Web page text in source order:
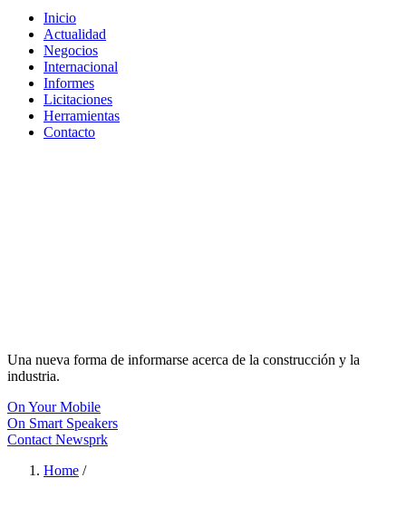
Inicio
Actualidad
Negocios
Internacional
Informes
Licitaciones
Herramientas
Contacto
Una nueva forma de informarse acerca de la construcción y la
industria.
On Your Mobile
On Smart Speakers
Contact Newsprk
Home /